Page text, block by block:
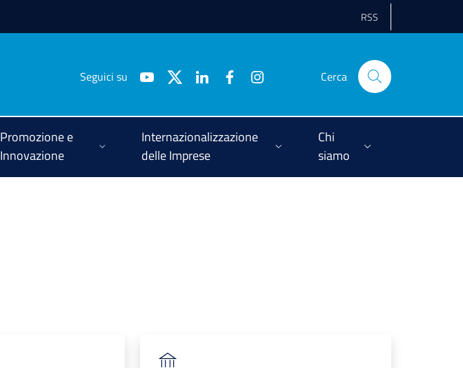
RSS
Seguici su Cerca
Promozione e
Innovazione
Internazionalizzazione
delle Imprese
Chi
siamo